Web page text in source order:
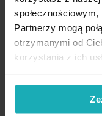
Partnerzy mogą
otrzymanymi od
korzystania z ich
Zasłona
ROSA Design 91
58,90 zł
Inne rozmiary i sposoby